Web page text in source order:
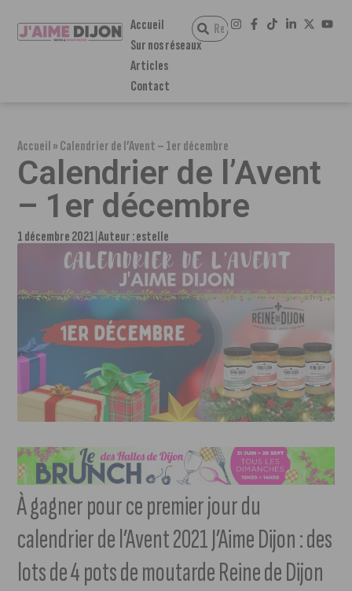
Accueil
Sur nos réseaux
Articles
Contact
Accueil»Calendrier de l’Avent – 1er décembre
Calendrier de l’Avent
– 1er décembre
1 décembre 2021 Auteur :estelle
À gagner pour ce premier jour du
calendrier de l’Avent 2021 J’Aime Dijon : des
lots de 4 pots de moutarde Reine de Dijon